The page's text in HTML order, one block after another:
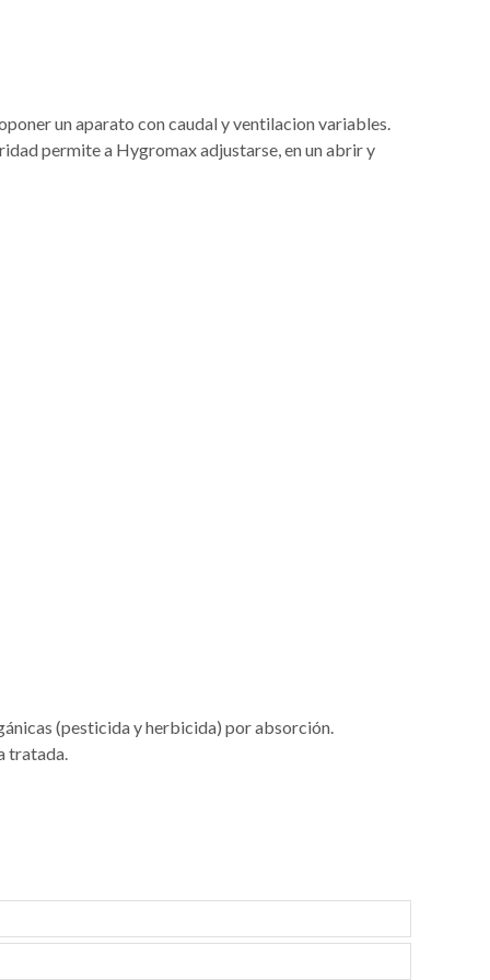
un aparato con caudal y ventilacion variables.
permite a Hygromax adjustarse, en un abrir y
(pesticida y herbicida) por absorción.
tratada.